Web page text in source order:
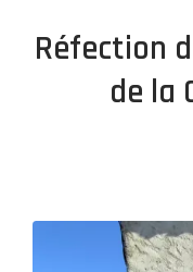
Réfection
de la